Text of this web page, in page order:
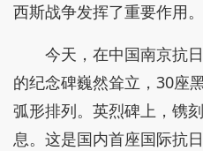
西斯战争发挥了重要作用。
今天，在中国南京抗日
的纪念碑巍然耸立，30座
弧形排列。英烈碑上，镌
息。这是国内首座国际抗